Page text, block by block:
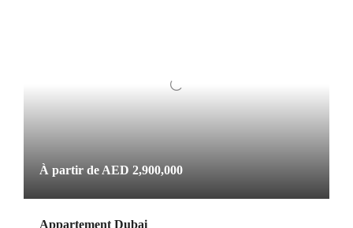
À partir de AED 2,900,000
Appartement Dubai